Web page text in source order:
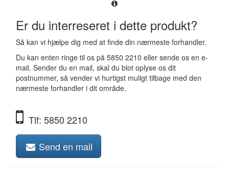
Er du interreseret i dette produkt?
Så kan vi hjælpe dig med at finde din nærmeste forhandler.
Du kan enten ringe til os på 5850 2210 eller sende os en e-
mail. Sender du en mail, skal du blot oplyse os dit
postnummer, så vender vi hurtigst muligt tilbage med den
nærmeste forhandler i dit område.
Tlf: 5850 2210
Send en mail